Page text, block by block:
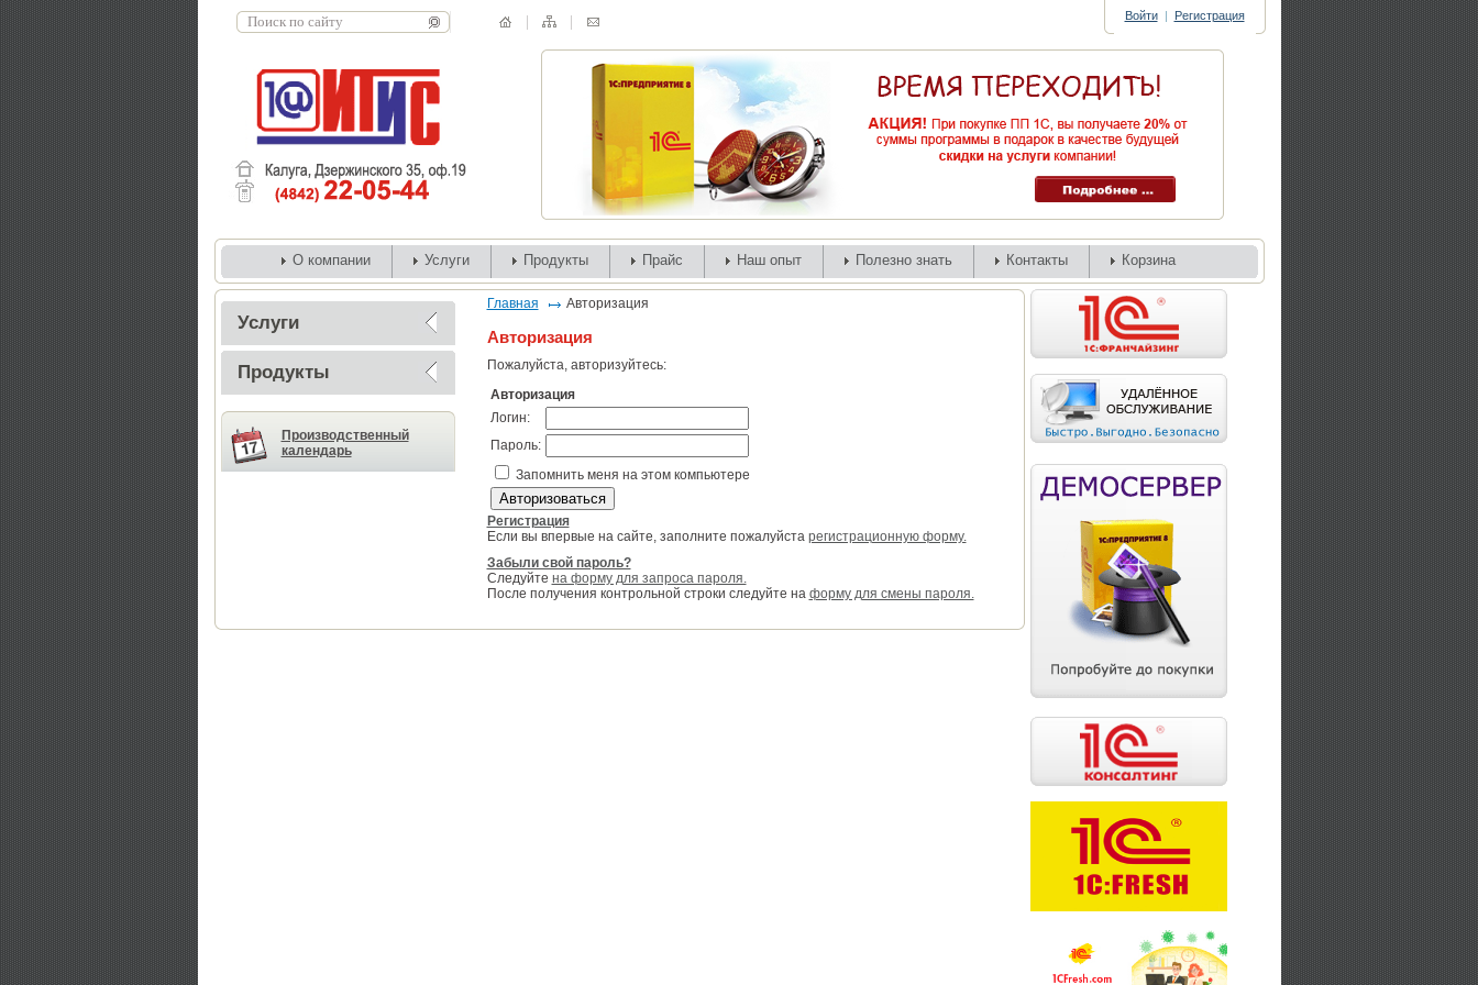
Войти | Регистрация
О компании Услуги Продукты Прайс Наш опыт Полезно знать Контакты Корзина
Услуги
Продукты
Производственный
календарь
Главная Авторизация
Авторизация
Пожалуйста, авторизуйтесь:
Авторизация
Логин:
Пароль:
Запомнить меня на этом компьютере
Регистрация
Если вы впервые на сайте, заполните пожалуйста регистрационную форму.
Забыли свой пароль?
Следуйте на форму для запроса пароля.
После получения контрольной строки следуйте на форму для смены пароля.